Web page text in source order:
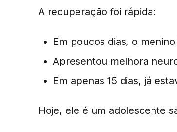
A recuperação foi rápida:
Em poucos dias, o
Apresentou melhora
Em apenas 15 dias, já
Hoje, ele é um adolescente